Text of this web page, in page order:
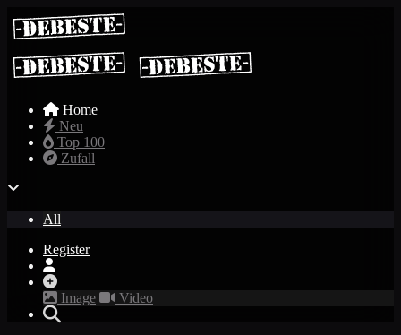
Home
Neu
Top 100
Zufall
All
Register
Image Video